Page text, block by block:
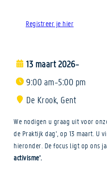
Registreer je hier
13 maart 2026–
9:00 am–5:00 pm
De Krook, Gent
We nodigen u graag uit voor
de Praktijk dag’, op 13 maart. U
hieronder. De focus ligt op ons
activisme’.